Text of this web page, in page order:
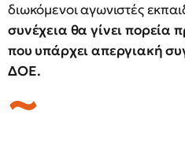
διωκόμενοι αγωνιστές
συνέχεια θα γίνει πορεία
που υπάρχει απεργιακή
ΔΟΕ.